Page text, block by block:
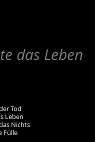
das Leben
Tod
Leben
Nichts
Fülle